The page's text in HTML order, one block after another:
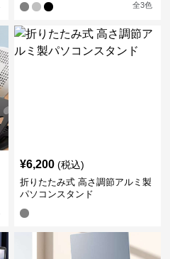
全3色
¥6,200 (税込)
折りたたみ式 高さ調節アルミ製
パソコンスタンド